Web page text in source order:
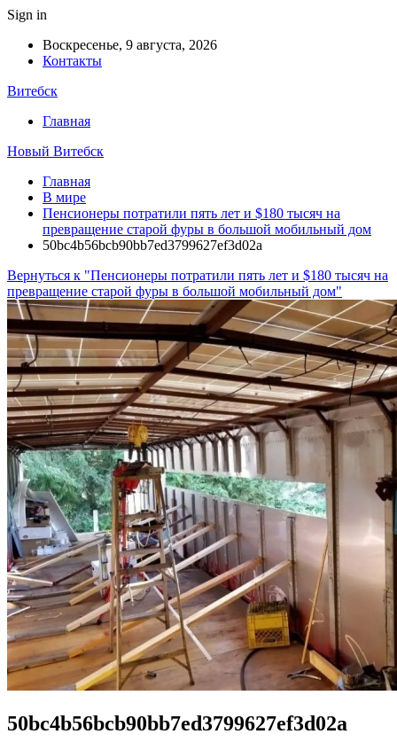
Sign in
Воскресенье, 9 августа, 2026
Контакты
Витебск
Главная
Новый Витебск
Главная
В мире
Пенсионеры потратили пять лет и $180 тысяч на
превращение старой фуры в большой мобильный дом
50bc4b56bcb90bb7ed3799627ef3d02a
Вернуться к "Пенсионеры потратили пять лет и $180 тысяч на
превращение старой фуры в большой мобильный дом"
50bc4b56bcb90bb7ed3799627ef3d02a